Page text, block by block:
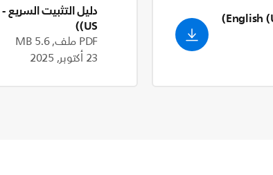
دليل التثبيت السريع
(US)
PDF ملف, 5.6 MB
23 أكتوبر, 2025